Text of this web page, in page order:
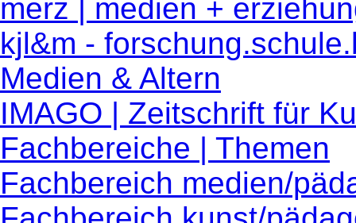
merz | medien +
kjl&m -
Medien & Altern
IMAGO | Zeitschrift für
Fachbereiche | Themen
Fachbereich medien/